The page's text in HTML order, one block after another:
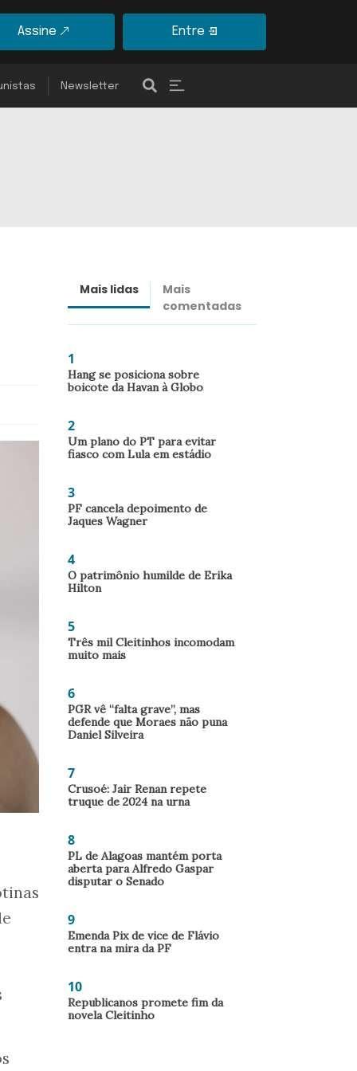
Assine Entre
Newsletter
Mais lidas
Mais
comentadas
1
Hang se posiciona sobre
boicote da Havan à Globo
2
Um plano do PT para evitar
fiasco com Lula em estádio
3
PF cancela depoimento de
Jaques Wagner
4
O patrimônio humilde de Erika
Hilton
5
Três mil Cleitinhos incomodam
muito mais
6
PGR vê “falta grave”, mas
defende que Moraes não puna
Daniel Silveira
7
Crusoé: Jair Renan repete
truque de 2024 na urna
8
PL de Alagoas mantém porta
aberta para Alfredo Gaspar
disputar o Senado
9
Emenda Pix de vice de Flávio
entra na mira da PF
10
Republicanos promete fim da
novela Cleitinho